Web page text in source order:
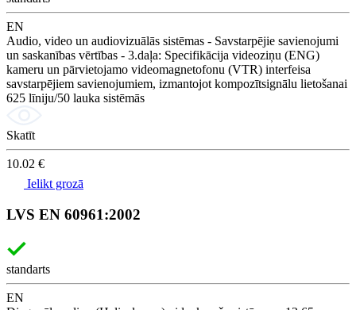
EN
Audio, video un audiovizuālās sistēmas - Savstarpējie savienojumi
un saskanības vērtības - 3.daļa: Specifikācija videoziņu (ENG)
kameru un pārvietojamo videomagnetofonu (VTR) interfeisa
savstarpējiem savienojumiem, izmantojot kompozītsignālu lietošanai
625 līniju/50 lauka sistēmās
Skatīt
10.02 €
Ielikt grozā
LVS EN 60961:2002
standarts
EN